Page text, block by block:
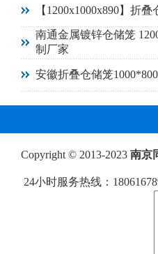
【1200x1000x890】折
南通金属镀锌仓储笼
制厂家
安徽折叠仓储笼
Copyright © 2013-2023 南京
24小时服务热线：